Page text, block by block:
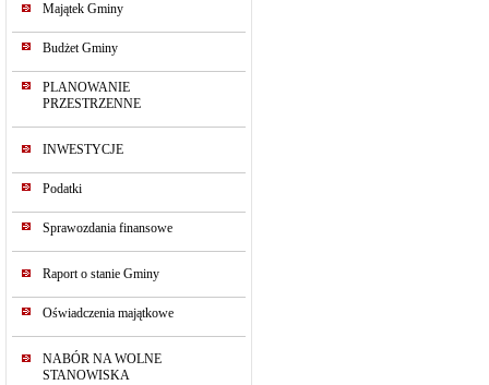
Majątek Gminy
Budżet Gminy
PLANOWANIE
PRZESTRZENNE
INWESTYCJE
Podatki
Sprawozdania finansowe
Raport o stanie Gminy
Oświadczenia majątkowe
NABÓR NA WOLNE
STANOWISKA